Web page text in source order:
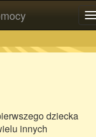
dziecka
innych